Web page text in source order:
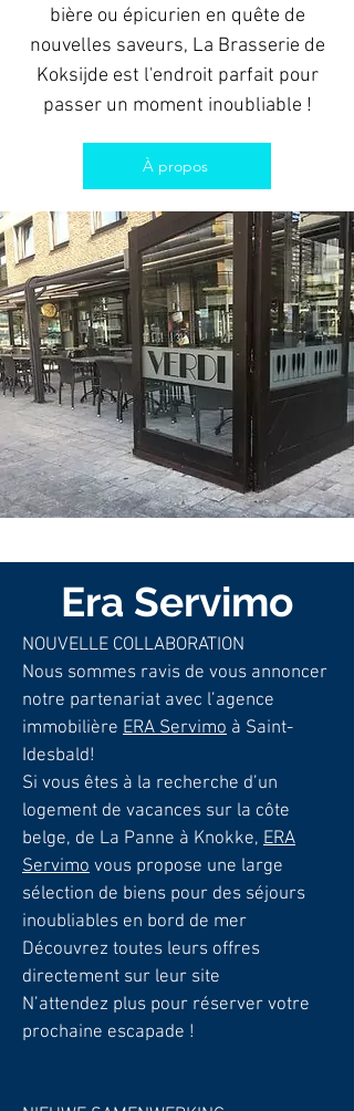
bière ou épicurien en quête de
nouvelles saveurs, La Brasserie de
Koksijde est l'endroit parfait pour
passer un moment inoubliable !
À propos
Era Servimo
NOUVELLE COLLABORATION
Nous sommes ravis de vous annoncer
notre partenariat avec l’agence
immobilière ERA Servimo à Saint-
Idesbald!
Si vous êtes à la recherche d’un
logement de vacances sur la côte
belge, de La Panne à Knokke, ERA
Servimo vous propose une large
sélection de biens pour des séjours
inoubliables en bord de mer
Découvrez toutes leurs offres
directement sur leur site
N’attendez plus pour réserver votre
prochaine escapade !